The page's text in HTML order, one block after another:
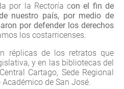
por la Rectoría con el fin de
nuestro país, por medio de
por defender los derechos
los costarricenses.
réplicas de los retratos que
y en las bibliotecas del
Cartago, Sede Regional
Académico de San José.